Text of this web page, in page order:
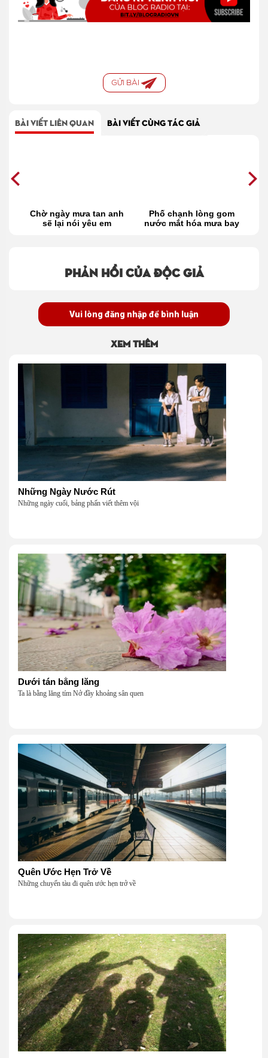
GỬI BÀI
BÀI VIẾT LIÊN QUAN BÀI VIẾT CÙNG TÁC GIẢ
Chờ ngày mưa tan anh
sẽ lại nói yêu em
Phố chạnh lòng gom
nước mắt hóa mưa bay
Phản hồi của độc giả
Vui lòng đăng nhập để bình luận
Xem thêm
Những Ngày Nước Rút
Những ngày cuối, bảng phấn viết thêm vội
Dưới tán bằng lăng
Ta là bằng lăng tím Nở đầy khoảng sân quen
Quên Ước Hẹn Trở Về
Những chuyến tàu đi quên ước hẹn trở về